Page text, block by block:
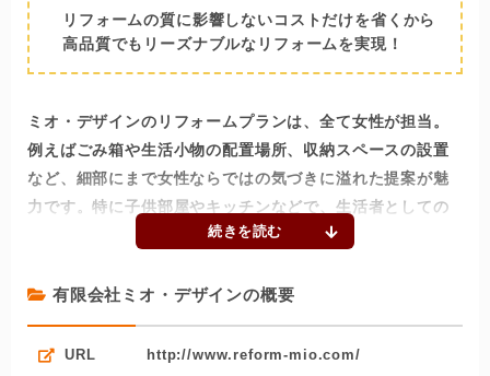
リフォームの質に影響しないコストだけを省くから
高品質でもリーズナブルなリフォームを実現！
ミオ・デザインのリフォームプランは、全て女性が担当。
例えばごみ箱や生活小物の配置場所、収納スペースの設置
など、細部にまで女性ならではの気づきに溢れた提案が魅
力です。特に子供部屋やキッチンなどで、生活者としての
目線を生かしたプランニングが光ります。
点（2019年7月時点）の高評価を得ております。女性なら
も高く評価されています。とりわけ、オススメ度、提案
有限会社ミオ・デザインの概要
URL http://www.reform-mio.com/